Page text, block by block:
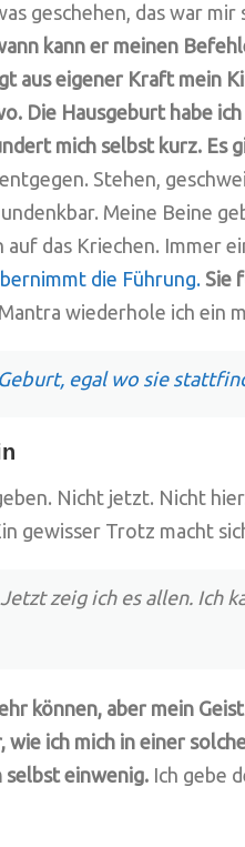
geschehen, das war
kann er meinen
aus eigener Kraft mein
Die Hausgeburt habe
mich selbst kurz. Es
Stehen,
Meine Beine
das Kriechen. Immer
die Führung. Sie
wiederhole ich ein
egal wo sie
Nicht jetzt. Nicht
gewisser Trotz macht
zeig ich es allen. Ich
können, aber mein
wie ich mich in einer
selbst einwenig. Ich gebe